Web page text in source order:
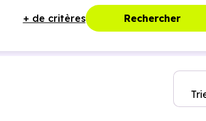
+ de critères Rechercher